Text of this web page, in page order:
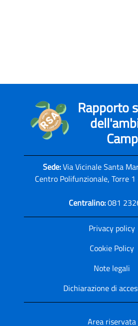
Rapporto
Sede:Via Vicinale Santa
Centro Polifunzionale, Torre
Centralino:081
Privacy policy
Cookie Policy
Note legali
Dichiarazione di
Area riservata